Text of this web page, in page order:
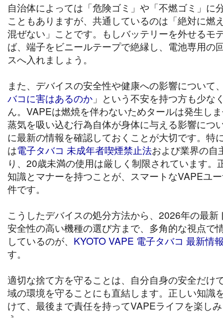
自治体によっては「危険ゴミ」や「不燃ゴミ」に
こともありますが、共通しているのは「絶対に燃
混ぜない」ことです。もしバッテリーを外せるモ
ば、端子をビニールテープで絶縁し、電池専用の
スへ入れましょう。
また、デバイスの安全性や健康への影響について
バコに害はあるのか 」という不安を持つ方も少な
ん。VAPEは燃焼を伴わないためタールは発生し
蒸気を吸い込む行為自体が身体に与える影響につ
に最新の情報を確認しておくことが大切です。特
は電子タバコ 未成年者喫煙禁止法および業界の自
り、20歳未満の使用は厳しく制限されています。
知識とマナーを持つことが、スマートなVAPEユ
件です。
こうしたデバイスの処分方法から、2026年の最新
安全性の高い機種の選び方まで、多角的な視点で
しているのが、 KYOTO VAPE 電子タバコ 最新情
す。
適切な捨て方を守ることは、自分自身の安全だけ
域の環境を守ることにも直結します。正しい知識
けて、最後まで責任を持ってVAPEライフを楽し